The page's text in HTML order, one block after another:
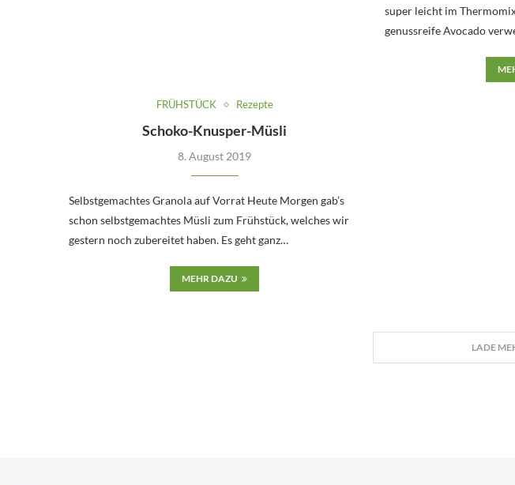
FRÜHSTÜCK Rezepte
Schoko-Knusper-Müsli
8. August 2019
Selbstgemachtes Granola auf Vorrat Heute Morgen gab’s
schon selbstgemachtes Müsli zum Frühstück, welches wir
gestern noch zubereitet haben. Es geht ganz…
MEHR DAZU
super leicht im
genussreife Avocado
LADE